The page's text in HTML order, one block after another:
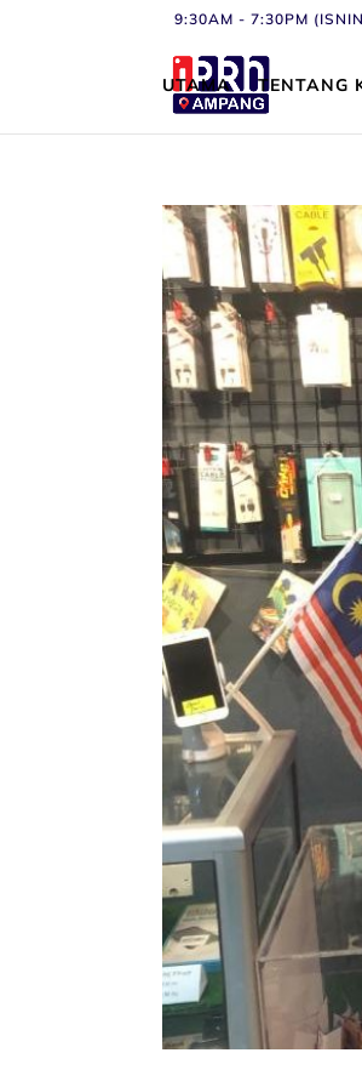
9:30AM - 7:30PM
UTAMA TENTANG